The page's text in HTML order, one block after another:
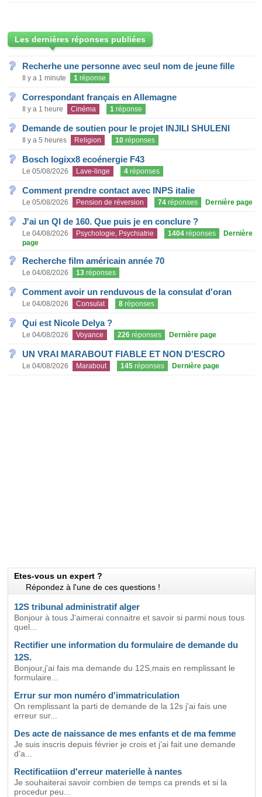
Les dernières réponses publiées
Recherhe une personne avec seul nom de jeune fille
Il y a 1 minute 1 réponse
Correspondant français en Allemagne
Il y a 1 heure Cinéma 1 réponse
Demande de soutien pour le projet INJILI SHULENI
Il y a 5 heures Religion 10 réponses
Bosch logixx8 ecoénergie F43
Le 05/08/2026 Lave-linge 4 réponses
Comment prendre contact avec INPS italie
Le 05/08/2026 Pension de réversion 74 réponses Dernière page
J'ai un QI de 160. Que puis je en conclure ?
Le 04/08/2026 Psychologie, Psychiatrie 1404 réponses
Dernière
page
Recherche film américain année 70
Le 04/08/2026 13 réponses
Comment avoir un renduvous de la consulat d'oran
Le 04/08/2026 Consulat 8 réponses
Qui est Nicole Delya ?
Le 04/08/2026 Voyance 226 réponses Dernière page
UN VRAI MARABOUT FIABLE ET NON D'ESCRO
Le 04/08/2026 Marabout 145 réponses Dernière page
Etes-vous un expert ?
Répondez à l'une de ces questions !
12S tribunal administratif alger
Bonjour à tous J'aimerai connaitre et savoir si parmi nous tous
quel...
Rectifier une information du formulaire de demande du
12S.
Bonjour,j'ai fais ma demande du 12S,mais en remplissant le
formulaire...
Errur sur mon numéro d'immatriculation
On remplissant la parti de demande de la 12s j'ai fais une
erreur sur...
Des acte de naissance de mes enfants et de ma femme
Je suis inscris depuis février je crois et j’ai fait une demande
d’a...
Rectificatiion d'erreur materielle à nantes
Je souhaiterai savoir combien de temps ca prends et si la
procedur peu...